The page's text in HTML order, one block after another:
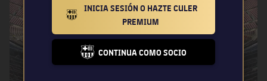
BARCELONA BADGE GOLD
INICIA SESIÓN O HAZTE CULER
PREMIUM
FC BARCELONA CLUB BADGE
CONTINUA COMO SOCIO